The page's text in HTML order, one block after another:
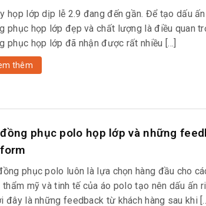
họp lớp dịp lễ 2.9 đang đến gần. Để tạo dấu
phục họp lớp đẹp và chất lượng là điều quan
phục họp lớp đã nhận được rất nhiều […]
thêm
phục polo họp lớp và những
phục polo luôn là lựa chọn hàng đầu cho
thẩm mỹ và tinh tế của áo polo tạo nên dấu ấn
đây là những feedback từ khách hàng sau khi